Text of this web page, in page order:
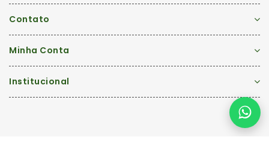
Contato
Minha Conta
Institucional